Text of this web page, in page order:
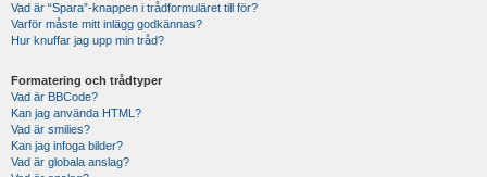
Vad är “Spara”-knappen i trådformuläret till för?
Varför måste mitt inlägg godkännas?
Hur knuffar jag upp min tråd?
Formatering och trådtyper
Vad är BBCode?
Kan jag använda HTML?
Vad är smilies?
Kan jag infoga bilder?
Vad är globala anslag?